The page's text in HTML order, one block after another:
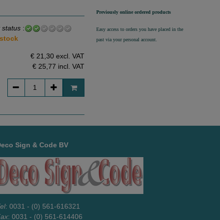
status:
€ 21,30 excl. VAT
€ 25,77 incl. VAT
Previously online ordered products
Easy access to orders you have placed in the
past via your personal account.
Sign & Code BV
: 0031 - (0) 561-616321
: 0031 - (0) 561-614406